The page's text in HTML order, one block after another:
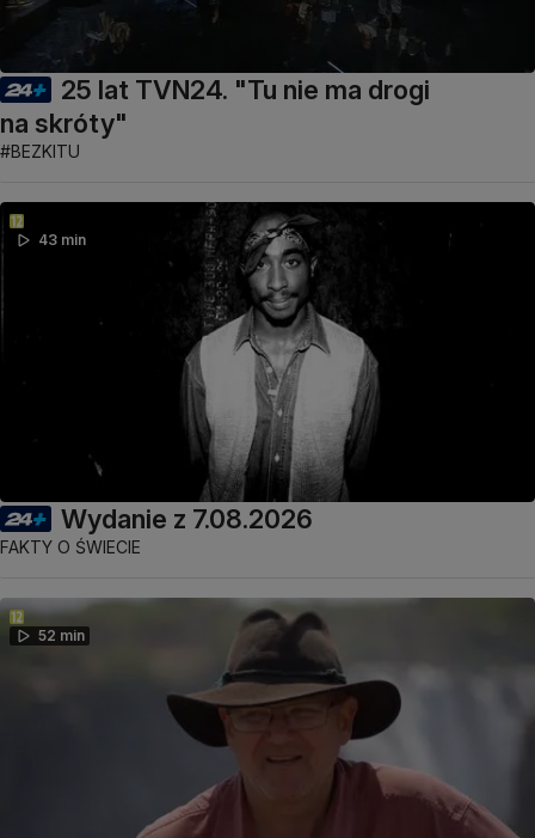
25 lat TVN24. "Tu nie ma drogi
na skróty"
#BEZKITU
43 min
Wydanie z 7.08.2026
FAKTY O ŚWIECIE
52 min